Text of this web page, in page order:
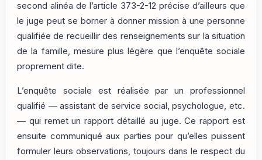
second alinéa de l’article 373-2-12 précise d’ailleurs que
le juge peut se borner à donner mission à une personne
qualifiée de recueillir des renseignements sur la situation
de la famille, mesure plus légère que l’enquête sociale
proprement dite.
L’enquête sociale est réalisée par un professionnel
qualifié — assistant de service social, psychologue, etc.
— qui remet un rapport détaillé au juge. Ce rapport est
ensuite communiqué aux parties pour qu’elles puissent
formuler leurs observations, toujours dans le respect du